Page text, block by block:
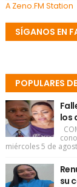
A Zeno.FM Station
SÍGANOS EN
POPULARES
los
miércoles 5 de
su